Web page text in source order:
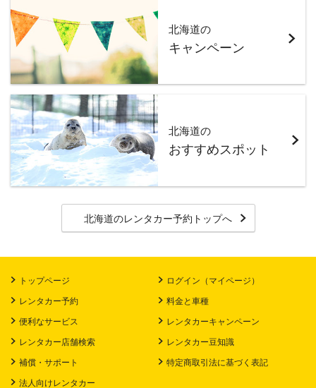
北海道の
キャンペーン
北海道の
おすすめスポット
北海道のレンタカー予約トップへ
トップページ
ログイン（マイページ）
レンタカー予約
料金と車種
便利なサービス
レンタカーキャンペーン
レンタカー店舗検索
レンタカー豆知識
補償・サポート
特定商取引法に基づく表記
法人向けレンタカー